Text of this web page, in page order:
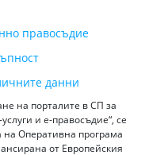
правосъдие
данни
на порталите в СП за
и е-правосъдие“, се
Оперативна програма
от Европейския